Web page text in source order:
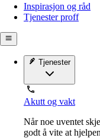
Inspirasjon og råd
Tjenester proff
Tjenester
Akutt og vakt
Når noe uventet
godt å vite at